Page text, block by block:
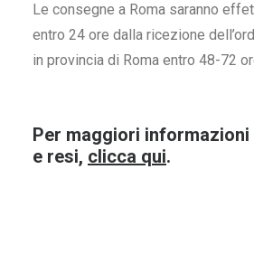
Le consegne a Roma saranno
entro 24 ore dalla ricezione
in provincia di Roma entro 48-72
Per maggiori
e resi, clicca qui.